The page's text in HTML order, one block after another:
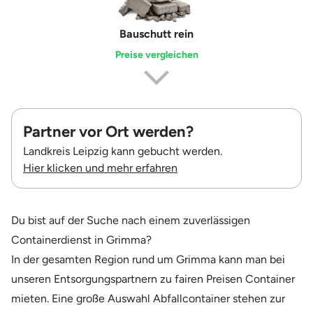
Erdaushub
Preise vergleichen
Partner vor Ort werden?
Landkreis Leipzig kann gebucht werden.
Hier klicken und mehr erfahren
Du bist auf der Suche nach einem zuverlässigen
Containerdienst in Grimma?
In der gesamten Region rund um Grimma kann man bei
unseren Entsorgungspartnern zu fairen Preisen Container
mieten. Eine große Auswahl Abfallcontainer stehen zur